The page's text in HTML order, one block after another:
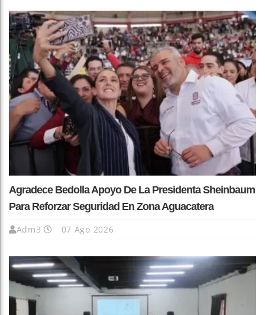
Agradece Bedolla Apoyo De La Presidenta Sheinbaum
Para Reforzar Seguridad En Zona Aguacatera
Adm3 07 Ago 2026